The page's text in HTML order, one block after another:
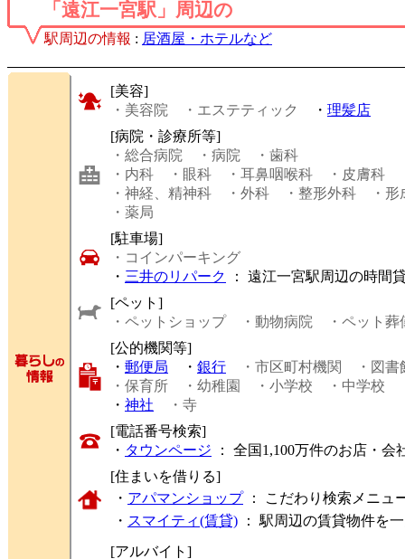
「遠江一宮駅」周辺の
駅周辺の情報 : 居酒屋・ホテルなど
[美容]
・美容院
・エステティック ・ 理髪店
[病院・診療所等]
・総合病院
・病院
・歯科
・内科
・眼科 ・耳鼻咽喉科 ・皮膚科
・神経、精神科
・外科 ・整形外科
・
・薬局
[駐車場]
・コインパーキング
・ 三井のリパーク
： 遠江一宮駅周辺の時間
[ペット]
・ペットショップ
・動物病院
・ペット葬
[公的機関等]
・ 郵便局 ・ 銀行 ・市区町村機関
・図書
・保育所
・幼稚園 ・小学校 ・中学校
・ 神社
・寺
[電話番号検索]
・ タウンページ ： 全国1,100万件のお店・
[住まいを借りる]
・ アパマンショップ： こだわり検索メニュ
・ スマイティ(賃貸) ： 駅周辺の賃貸物件を
[アルバイト]